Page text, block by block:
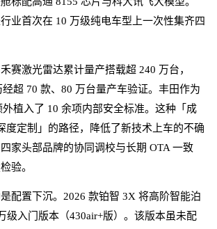
业首次在 10 万级纯电车型上一次性集齐四
赛激光雷达累计量产搭载超 240 万台，
经超 70 款、80 万台量产车验证。丰田作为
外植入了 10 余项内部安全标准。这种「成
度定制」的路径，降低了新技术上车的不确
家头部品牌的协同调校与长期 OTA 一致
验。
配置下沉。2026 款铂智 3X 将高阶智能泊
级入门版本（430air+版）。该版本虽未配